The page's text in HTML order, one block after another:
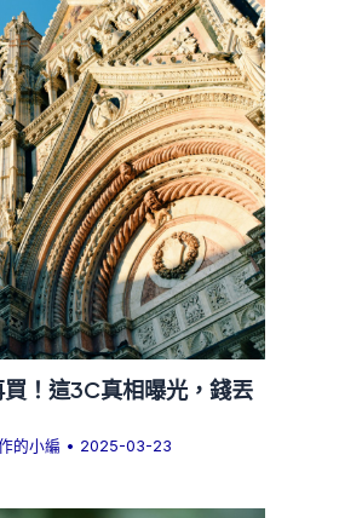
！這3C真相曝光，錢丟
的小編 • 2025-03-23